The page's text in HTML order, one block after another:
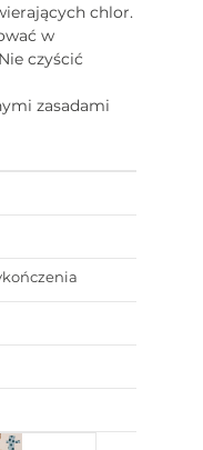
chlor.
w
czyścić
zasadami